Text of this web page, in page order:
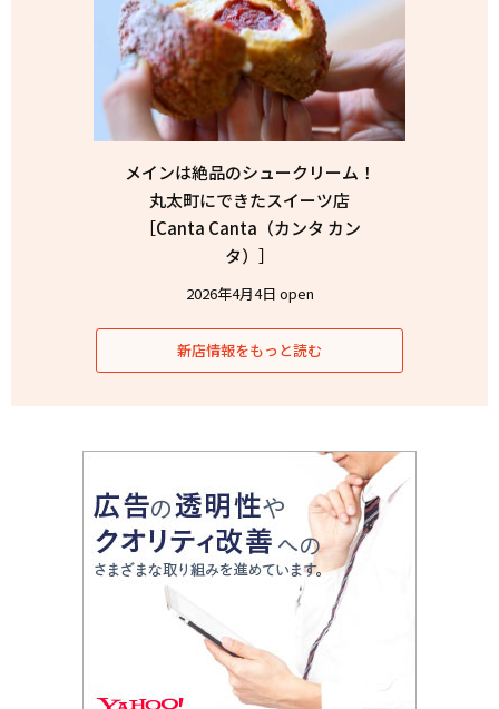
メインは絶品のシュークリーム！
丸太町にできたスイーツ店
［Canta Canta（カンタ カン
タ）］
2026年4月4日 open
新店情報をもっと読む